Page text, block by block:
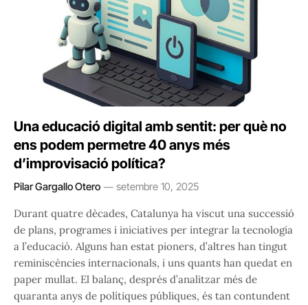
Una educació digital amb sentit: per què no
ens podem permetre 40 anys més
d’improvisació política?
Pilar Gargallo Otero setembre 10, 2025
Durant quatre dècades, Catalunya ha viscut una successió
de plans, programes i iniciatives per integrar la tecnologia
a l’educació. Alguns han estat pioners, d’altres han tingut
reminiscències internacionals, i uns quants han quedat en
paper mullat. El balanç, després d’analitzar més de
quaranta anys de polítiques públiques, és tan contundent